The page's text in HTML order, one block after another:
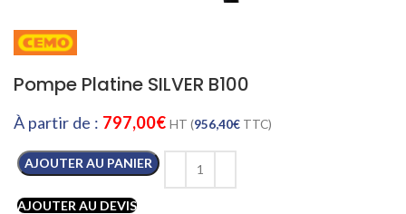
Pompe Platine SILVER B100
À partir de : 797,00€ HT (956,40€ TTC)
AJOUTER AU PANIER
AJOUTER AU DEVIS